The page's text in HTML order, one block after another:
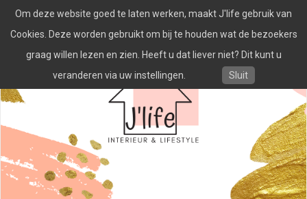
naar
inhoud
Om deze website goed te laten werken, maakt J'life gebruik van
Cookies. Deze worden gebruikt om bij te houden wat de bezoekers
graag willen lezen en zien. Heeft u dat liever niet? Dit kunt u
veranderen via uw instellingen.
Sluit